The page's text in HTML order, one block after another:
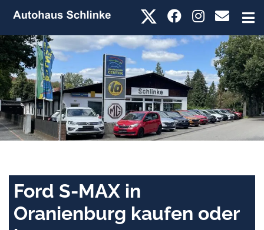
Ford S-MAX in
Oranienburg kaufen oder